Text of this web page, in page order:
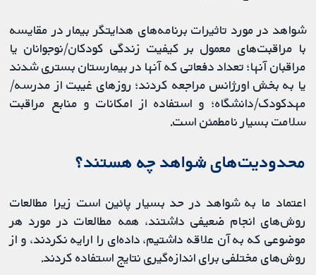
شواهد در مورد تاثیرات برنامه‌های هدایتگر بیمار در مقایسه
با مراقبت‌های معمول بر کیفیت زندگی کودکان/نوجوانان یا
مراقبان آنها؛ تعداد دفعاتی که آنها در بیمارستان بستری شدند
یا به بخش اورژانس مراجعه کردند؛ روزهای غیبت از مدرسه/
مهدکودک/دانشگاه؛ و استفاده از امکانات و منابع مراقبت
سلامت بسیار نامطمئن است.
محدودیت‌های شواهد چه هستند؟
اعتماد ما به شواهد در حد بسیار پائین است زیرا مطالعات
روش‌های انجام ضعیفی داشتند، همه مطالعات در مورد هر
موضوعی که به آن علاقه داشتیم، داده‌ای را ارایه نکردند، و از
روش‌های مختلفی برای اندازه‌گیری نتایج استفاده کردند.